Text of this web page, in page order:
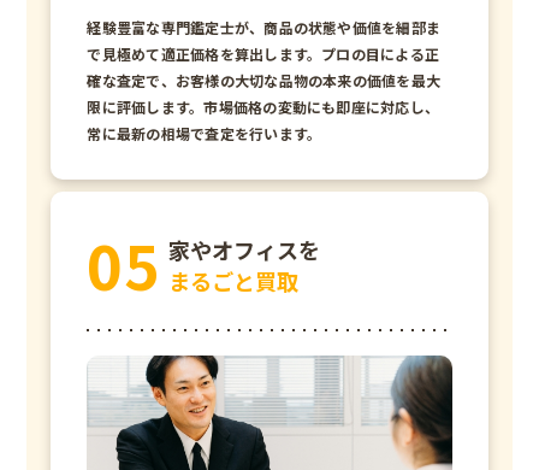
経験豊富な専門鑑定士が、商品の状態や価値を細部ま
で見極めて適正価格を算出します。プロの目による正
確な査定で、お客様の大切な品物の本来の価値を最大
限に評価します。市場価格の変動にも即座に対応し、
常に最新の相場で査定を行います。
家やオフィスを
まるごと買取